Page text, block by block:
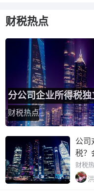
财税热点
分公司企业所得税
财税热点
公司
税？
财税